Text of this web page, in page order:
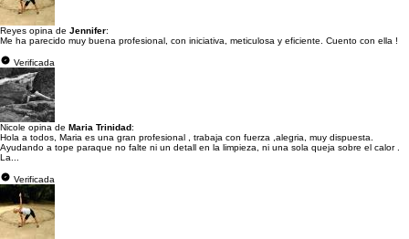
Reyes opina de Jennifer:
Me ha parecido muy buena profesional, con iniciativa, meticulosa y eficiente. Cuento con ella !
Verificada
Nicole opina de Maria Trinidad:
Hola a todos, Maria es una gran profesional , trabaja con fuerza ,alegria, muy dispuesta.
Ayudando a tope paraque no falte ni un detall en la limpieza, ni una sola queja sobre el calor .
La...
Verificada